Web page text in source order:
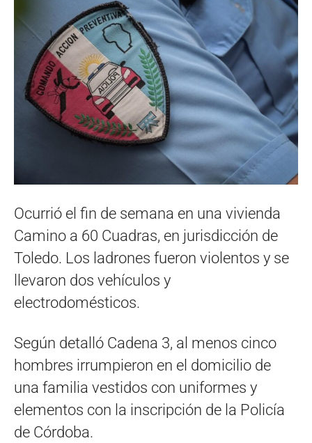
Ocurrió el fin de semana en una vivienda
Camino a 60 Cuadras, en jurisdicción de
Toledo. Los ladrones fueron violentos y se
llevaron dos vehículos y
electrodomésticos.
Según detalló Cadena 3, al menos cinco
hombres irrumpieron en el domicilio de
una familia vestidos con uniformes y
elementos con la inscripción de la Policía
de Córdoba.